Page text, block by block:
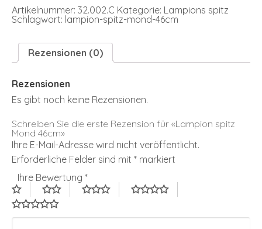
Artikelnummer: 32.002.C Kategorie: Lampions spitz
Schlagwort: lampion-spitz-mond-46cm
Rezensionen (0)
Rezensionen
Es gibt noch keine Rezensionen.
Schreiben Sie die erste Rezension für «Lampion spitz
Mond 46cm»
Ihre E-Mail-Adresse wird nicht veröffentlicht.
Erforderliche Felder sind mit * markiert
Ihre Bewertung *